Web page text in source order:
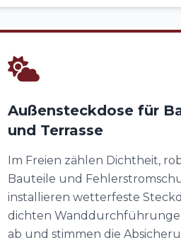
Außensteckdose für
und Terrasse
Im Freien zählen Dichtheit,
Bauteile und
installieren wetterfeste
dichten
ab und stimmen die